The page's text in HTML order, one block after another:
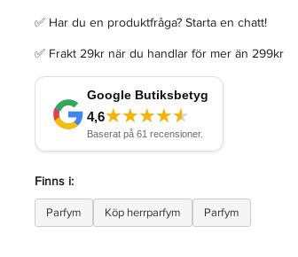
✅ Har du en produktfråga? Starta en chatt!
✅ Frakt 29kr när du handlar för mer än 299kr
Finns i:
Parfym Köp herrparfym Parfym